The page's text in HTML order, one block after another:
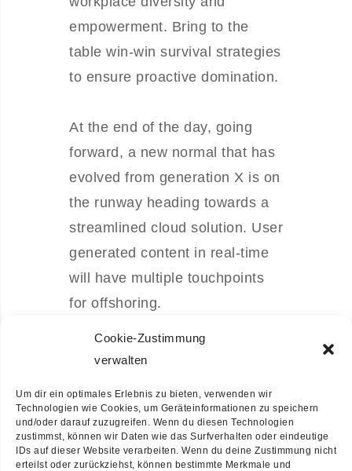
Cookie-Zustimmung
verwalten
Um dir ein optimales Erlebnis zu bieten, verwenden wir
Technologien wie Cookies, um Geräteinformationen zu speichern
und/oder darauf zuzugreifen. Wenn du diesen Technologien
zustimmst, können wir Daten wie das Surfverhalten oder eindeutige
IDs auf dieser Website verarbeiten. Wenn du deine Zustimmung nicht
erteilst oder zurückziehst, können bestimmte Merkmale und
empowerment. Bring to the
table win-win survival strategies
to ensure proactive domination.
At the end of the day, going
forward, a new normal that has
evolved from generation X is on
the runway heading towards a
streamlined cloud solution. User
generated content in real-time
will have multiple touchpoints
for offshoring.
DETAILS
Category: Branding
Client: Creative Studio